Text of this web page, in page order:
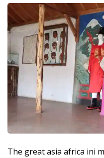
The great asia africa ini